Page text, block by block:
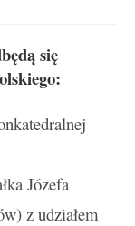
się
Józefa
z udziałem